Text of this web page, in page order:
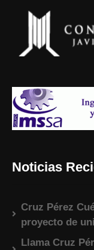
Noticias
Cruz Pérez
proyecto de
Llama Cruz